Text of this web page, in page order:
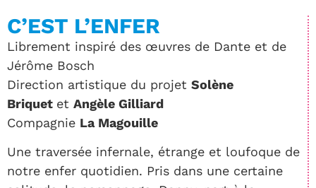
C’EST L’ENFER
Librement inspiré des œuvres de Dante et de
Jérôme Bosch
Direction artistique du projet Solène
Briquet et Angèle Gilliard
Compagnie La Magouille
Une traversée infernale, étrange et loufoque de
notre enfer quotidien. Pris dans une certaine